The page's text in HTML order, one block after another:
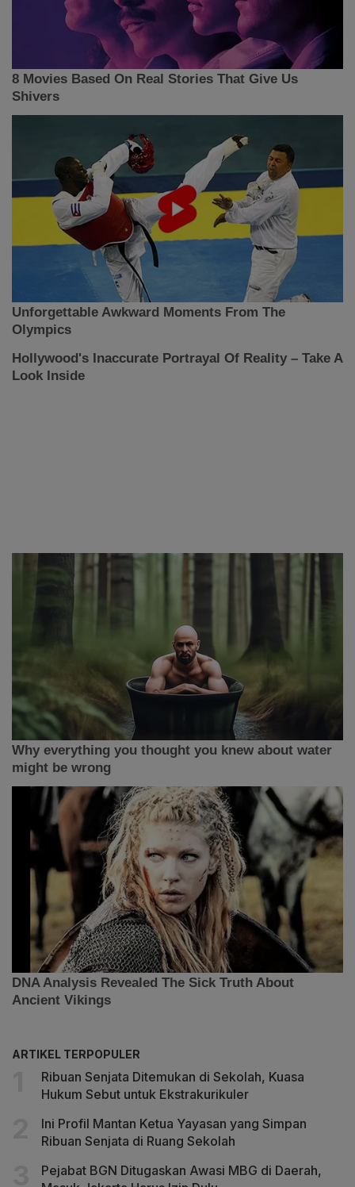
ARTIKEL TERPOPULER
Ribuan Senjata Ditemukan di Sekolah, Kuasa
Hukum Sebut untuk Ekstrakurikuler
Ini Profil Mantan Ketua Yayasan yang Simpan
Ribuan Senjata di Ruang Sekolah
Pejabat BGN Ditugaskan Awasi MBG di Daerah,